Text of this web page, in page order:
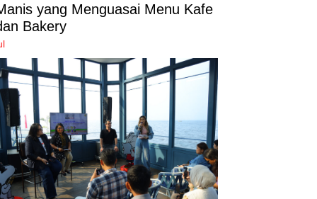
yang Menguasai Menu Kafe
Bakery